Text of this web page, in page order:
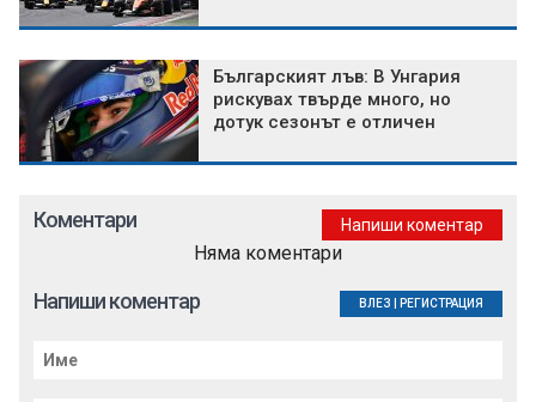
Българският лъв: В Унгария
рискувах твърде много, но
дотук сезонът е отличен
Коментари Напиши коментар
Няма коментари
Напиши коментар ВЛЕЗ РЕГИСТРАЦИЯ